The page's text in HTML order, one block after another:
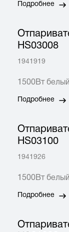
Подробнее
HS03008
1941919
1500Вт
Подробнее
HS03100
1941926
1500Вт
Подробнее